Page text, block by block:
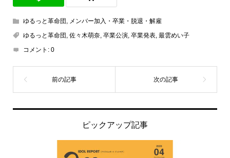
ゆるっと革命団
メンバー加入・卒業・脱退・解雇
ゆるっと革命団 佐々木萌奈, 卒業公演, 卒業発表, 最雲めい子
コメント: 0
ピックアップ記事